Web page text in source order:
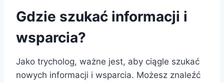
Gdzie szukać informacji i
wsparcia?
Jako trycholog, ważne jest, aby ciągle szukać
nowych informacji i wsparcia. Możesz znaleźć